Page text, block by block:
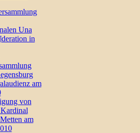
Una
in
am
von
am